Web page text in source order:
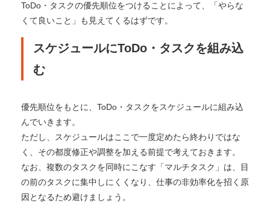
ToDo・タスクの優先順位をつけることによって、「やらな
くて良いこと」も見えてくるはずです。
スケジュールにToDo・タスクを組み込
む
優先順位をもとに、ToDo・タスクをスケジュールに組み込
んでいきます。
ただし、スケジュールはここで一度定めたら終わりではな
く、その都度修正や調整を加える前提で考えておきます。
なお、複数のタスクを同時にこなす「マルチタスク」は、目
の前のタスクに集中しにくくなり、仕事の非効率化を招く原
因となるため避けましょう。